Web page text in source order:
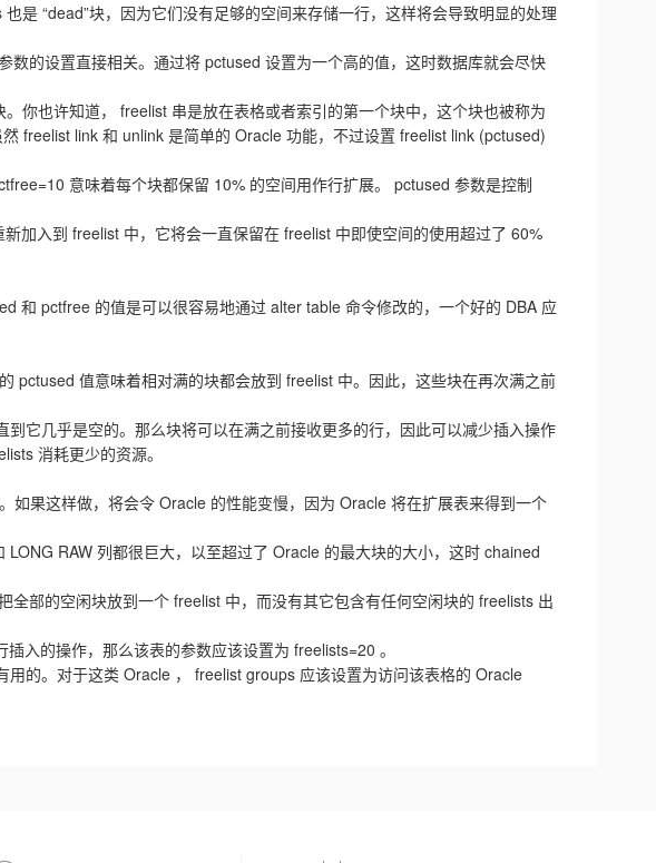
是 “dead”块，因为它们没有足够的空间来存储一行，这样将会导致明显的处理
的设置直接相关。通过将 pctused 设置为一个高的值，这时数据库就会尽快
你也许知道， freelist 串是放在表格或者索引的第一个块中，这个块也被称为
freelist link 和 unlink 是简单的 Oracle 功能，不过设置 freelist link (pctused)
意味着每个块都保留 10% 的空间用作行扩展。 pctused 参数是控制
加入到 freelist 中，它将会一直保留在 freelist 中即使空间的使用超过了 60%
和 pctfree 的值是可以很容易地通过 alter table 命令修改的，一个好的 DBA 应
pctused 值意味着相对满的块都会放到 freelist 中。因此，这些块在再次满之前
它几乎是空的。那么块将可以在满之前接收更多的行，因此可以减少插入操作
消耗更少的资源。
果这样做，将会令 Oracle 的性能变慢，因为 Oracle 将在扩展表来得到一个
RAW 列都很巨大，以至超过了 Oracle 的最大块的大小，这时 chained
部的空闲块放到一个 freelist 中，而没有其它包含有任何空闲块的 freelists 出
入的操作，那么该表的参数应该设置为 freelists=20 。
的。对于这类 Oracle ， freelist groups 应该设置为访问该表格的 Oracle